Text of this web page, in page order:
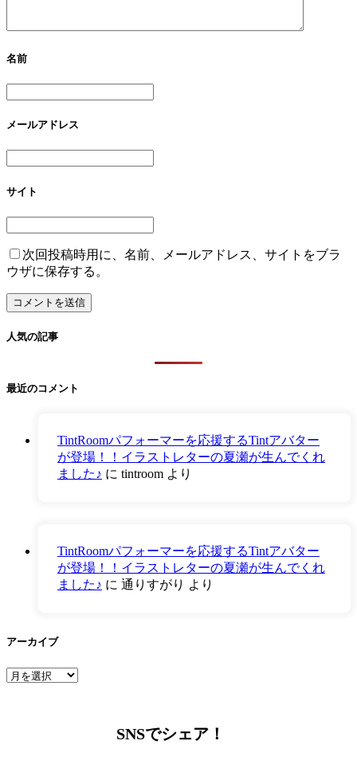
名前
メールアドレス
サイト
次回投稿時用に、名前、メールアドレス、サイトをブラ
ウザに保存する。
人気の記事
最近のコメント
TintRoomパフォーマーを応援するTintアバター
が登場！！イラストレターの夏瀬が生んでくれ
ました♪ に tintroom より
TintRoomパフォーマーを応援するTintアバター
が登場！！イラストレターの夏瀬が生んでくれ
ました♪ に 通りすがり より
アーカイブ
ア
SNSでシェア！